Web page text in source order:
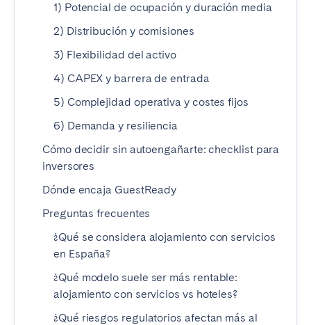
1) Potencial de ocupación y duración media
2) Distribución y comisiones
3) Flexibilidad del activo
4) CAPEX y barrera de entrada
5) Complejidad operativa y costes fijos
6) Demanda y resiliencia
Cómo decidir sin autoengañarte: checklist para
inversores
Dónde encaja GuestReady
Preguntas frecuentes
¿Qué se considera alojamiento con servicios
en España?
¿Qué modelo suele ser más rentable:
alojamiento con servicios vs hoteles?
¿Qué riesgos regulatorios afectan más al
ANDALUCÍA
Cádiz
Córdoba
Granada
Huelva
Sevilla
El Hierro
Gran Canaria
La Gomera
La Palma
Lanzarote
Tenerife